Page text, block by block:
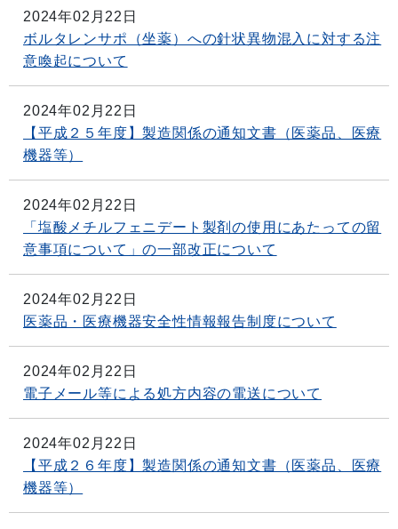
2024年02月22日
ボルタレンサポ（坐薬）への針状異物混入に対する注
意喚起について
2024年02月22日
【平成２５年度】製造関係の通知文書（医薬品、医療
機器等）
2024年02月22日
「塩酸メチルフェニデート製剤の使用にあたっての留
意事項について」の一部改正について
2024年02月22日
医薬品・医療機器安全性情報報告制度について
2024年02月22日
電子メール等による処方内容の電送について
2024年02月22日
【平成２６年度】製造関係の通知文書（医薬品、医療
機器等）